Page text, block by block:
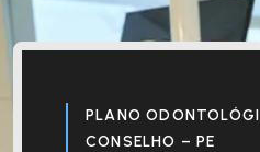
PLANO
CONSELHO – PE